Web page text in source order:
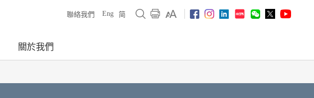
聯絡我們 Eng 简
關於我們